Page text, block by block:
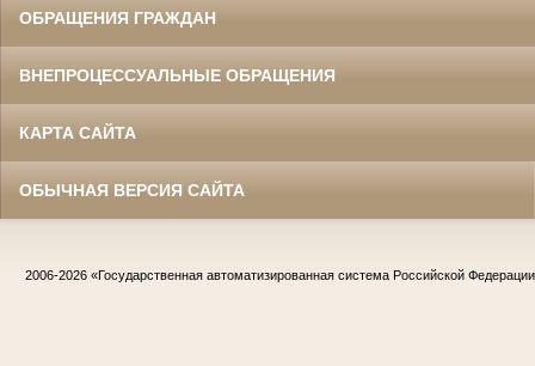
ОБРАЩЕНИЯ ГРАЖДАН
ВНЕПРОЦЕССУАЛЬНЫЕ ОБРАЩЕНИЯ
КАРТА САЙТА
ОБЫЧНАЯ ВЕРСИЯ САЙТА
2006-2026 «Государственная автоматизированная система Российской